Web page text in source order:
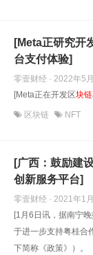
[Meta正研究开
台支付体验]
零壹财经 · 2022年5
[Meta正在开发区块链
区块链 NFT
[广西：鼓励建
创新服务平台]
零壹财经 · 2021年1
[1月6日讯，据南宁
于进一步支持粤桂合
下简称《政策》）。